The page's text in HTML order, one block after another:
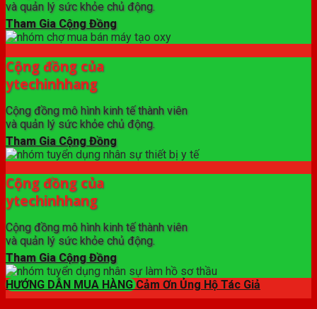
và quản lý sức khỏe chủ động.
Tham Gia Cộng Đồng
Cộng đồng của
ytechinhhang
Cộng đồng mô hình kinh tế thành viên
và quản lý sức khỏe chủ động.
Tham Gia Cộng Đồng
Cộng đồng của
ytechinhhang
Cộng đồng mô hình kinh tế thành viên
và quản lý sức khỏe chủ động.
Tham Gia Cộng Đồng
HƯỚNG DẪN MUA HÀNG Cảm Ơn Ủng Hộ Tác Giả